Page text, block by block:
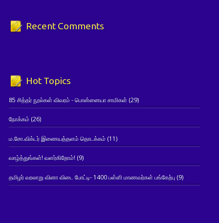
Recent Comments
Hot Topics
85 சித்தர் நூல்கள் விவரம் - பொன்னையா சாமிகள் (29)
நோக்கம் (26)
ம.சோ.விக்டர் இணையத்தளம் தொடக்கம் (11)
வாழ்த்துங்கள்! வளர்கிறோம்! (9)
தமிழர் வரலாறு வினா விடை போட்டி- 1400 பள்ளி மாணவர்கள் பங்கேற்பு(9)